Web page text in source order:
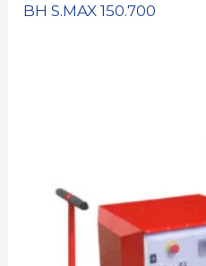
BH S.MAX 150.700